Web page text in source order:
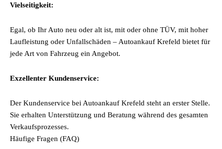
Vielseitigkeit:
Egal, ob Ihr Auto neu oder alt ist, mit oder ohne TÜV, mit hoher
Laufleistung oder Unfallschäden – Autoankauf Krefeld bietet für
jede Art von Fahrzeug ein Angebot.
Exzellenter Kundenservice:
Der Kundenservice bei Autoankauf Krefeld steht an erster Stelle.
Sie erhalten Unterstützung und Beratung während des gesamten
Verkaufsprozesses.
Häufige Fragen (FAQ)